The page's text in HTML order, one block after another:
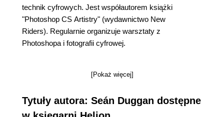
technik cyfrowych. Jest współautorem książki
"Photoshop CS Artistry" (wydawnictwo New
Riders). Regularnie organizuje warsztaty z
Photoshopa i fotografii cyfrowej.
[Pokaż więcej]
Tytuły autora: Seán Duggan dostępne